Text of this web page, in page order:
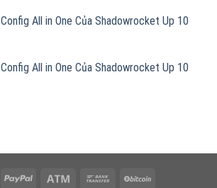
Config All in One Của Shadowrocket Up 10
Config All in One Của Shadowrocket Up 10